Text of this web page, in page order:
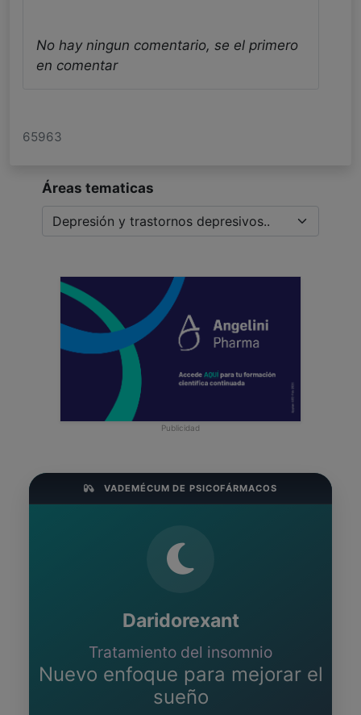
No hay ningun comentario, se el primero
en comentar
65963
Áreas tematicas
Publicidad
VADEMÉCUM DE PSICOFÁRMACOS
Daridorexant
Tratamiento del insomnio
Nuevo enfoque para mejorar el
sueño